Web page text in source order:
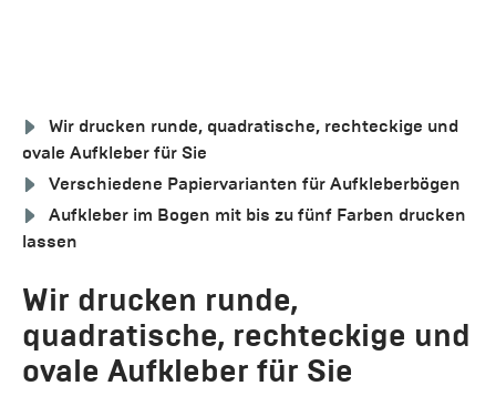
Wir drucken runde, quadratische, rechteckige und
ovale Aufkleber für Sie
Verschiedene Papiervarianten für Aufkleberbögen
Aufkleber im Bogen mit bis zu fünf Farben drucken
lassen
Wir drucken runde,
quadratische, rechteckige und
ovale Aufkleber für Sie